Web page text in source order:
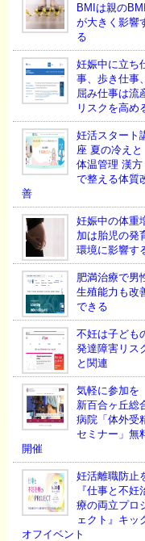
BMIは親のBMI
が大きく影響
る
妊娠中に立ち
事、歩き仕事、
屈み仕事は流
リスクを高め
妊活スタート
座 夏の冷えと
体温管理 漢方
で整える体質
善
妊娠中の体重
加は胎児の発
環境に影響す
肥満治療で男
生殖能力も改
できる
不妊は子ども
発達障害リス
と関連
気軽に参加を
新百合ヶ丘総
病院「体外受
セミナー」無
開催
妊活離職防止
『仕事と不妊
療の両立プロ
ェクト』キッ
オフイベント